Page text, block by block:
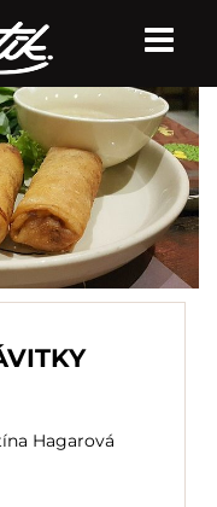
Hagarová